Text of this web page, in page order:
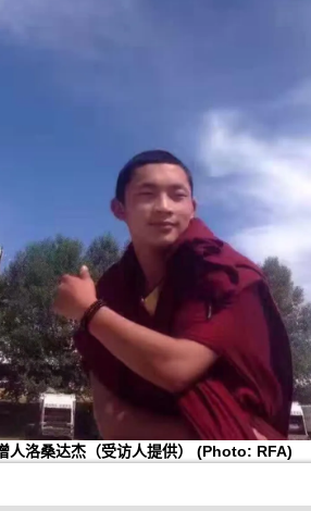
观点
专题与访谈
兵家常事
人洛桑达杰（受访人提供） (Photo: RFA)